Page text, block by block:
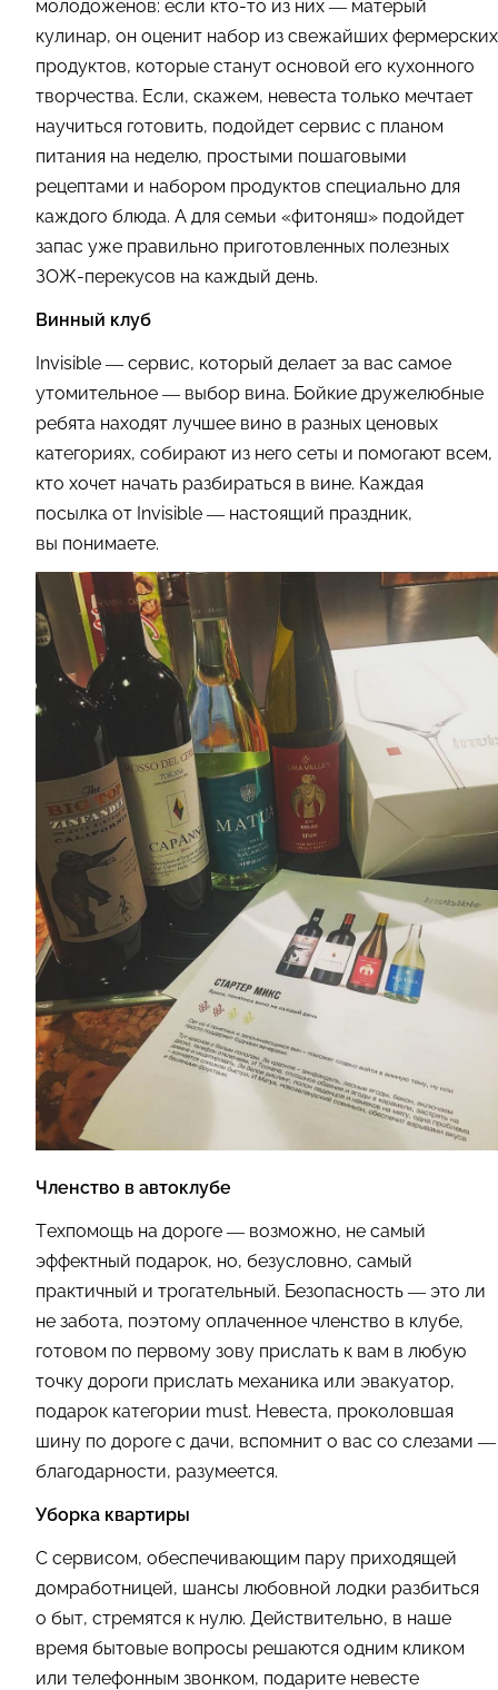
молодоженов: если кто-то из них — матерый
кулинар, он оценит набор из свежайших фермерских
продуктов, которые станут основой его кухонного
творчества. Если, скажем, невеста только мечтает
научиться готовить, подойдет сервис с планом
питания на неделю, простыми пошаговыми
рецептами и набором продуктов специально для
каждого блюда. А для семьи «фитоняш» подойдет
запас уже правильно приготовленных полезных
ЗОЖ-перекусов на каждый день.
Винный клуб
Invisible — сервис, который делает за вас самое
утомительное — выбор вина. Бойкие дружелюбные
ребята находят лучшее вино в разных ценовых
категориях, собирают из него сеты и помогают всем,
кто хочет начать разбираться в вине. Каждая
посылка от Invisible — настоящий праздник,
вы понимаете.
Членство в автоклубе
Техпомощь на дороге — возможно, не самый
эффектный подарок, но, безусловно, самый
практичный и трогательный. Безопасность — это ли
не забота, поэтому оплаченное членство в клубе,
готовом по первому зову прислать к вам в любую
точку дороги прислать механика или эвакуатор,
подарок категории must. Невеста, проколовшая
шину по дороге с дачи, вспомнит о вас со слезами —
благодарности, разумеется.
Уборка квартиры
С сервисом, обеспечивающим пару приходящей
домработницей, шансы любовной лодки разбиться
о быт, стремятся к нулю. Действительно, в наше
время бытовые вопросы решаются одним кликом
или телефонным звонком, подарите невесте